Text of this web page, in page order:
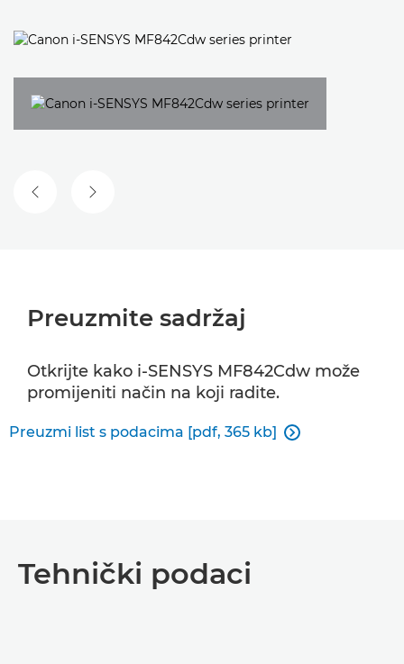
PRETHODNI SLAJD
SLJEDEĆI SLAJD
Preuzmite sadržaj
Otkrijte kako i-SENSYS MF842Cdw može
promijeniti način na koji radite.
Preuzmi list s podacima [pdf, 365 kb] 
Tehnički podaci